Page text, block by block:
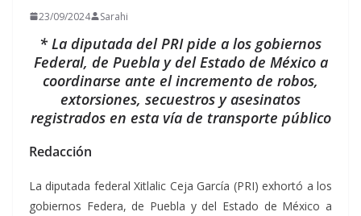
23/09/2024 Sarahi
* La diputada del PRI pide a los gobiernos
Federal, de Puebla y del Estado de México a
coordinarse ante el incremento de robos,
extorsiones, secuestros y asesinatos
registrados en esta vía de transporte público
Redacción
La diputada federal Xitlalic Ceja García (PRI) exhortó a los
gobiernos Federa, de Puebla y del Estado de México a